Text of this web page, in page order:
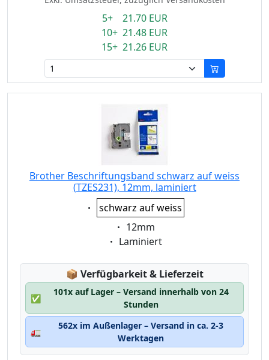
5+ 21.70 EUR
10+ 21.48 EUR
15+ 21.26 EUR
Brother Beschriftungsband schwarz auf weiss
(TZES231), 12mm, laminiert
Eigenschaft:
schwarz auf weiss
Eigenschaft:
12mm
Eigenschaft:
Laminiert
📦 Lagerstatus:
Verfügbarkeit & Lieferzeit
✅
101x auf Lager – Versand innerhalb von 24
Stunden
🚛
562x im Außenlager – Versand in ca. 2-3
Werktagen